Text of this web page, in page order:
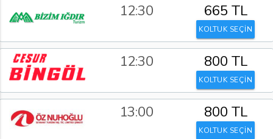
12:30 665 TL
KOLTUK SEÇİN
12:30 800 TL
KOLTUK SEÇİN
13:00 800 TL
KOLTUK SEÇİN